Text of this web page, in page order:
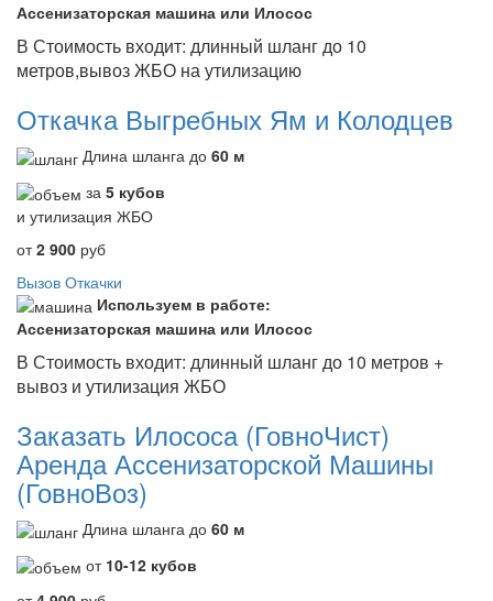
Ассенизаторская машина или Илосос
В Стоимость входит: длинный шланг до 10
метров,вывоз ЖБО на утилизацию
Откачка Выгребных Ям и Колодцев
Длина шланга до 60 м
за 5 кубов
и утилизация ЖБО
от2 900 руб
Вызов Откачки
Используем в работе:
Ассенизаторская машина или Илосос
В Стоимость входит: длинный шланг до 10 метров +
вывоз и утилизация ЖБО
Заказать Илососа (ГовноЧист)
Аренда Ассенизаторской Машины
(ГовноВоз)
Длина шланга до 60 м
от 10-12 кубов